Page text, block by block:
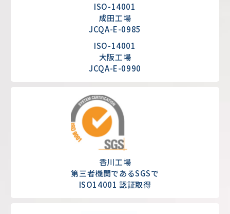
ISO-14001
成田工場
JCQA-E-0985
ISO-14001
大阪工場
JCQA-E-0990
香川工場
第三者機関であるSGSで
ISO14001 認証取得